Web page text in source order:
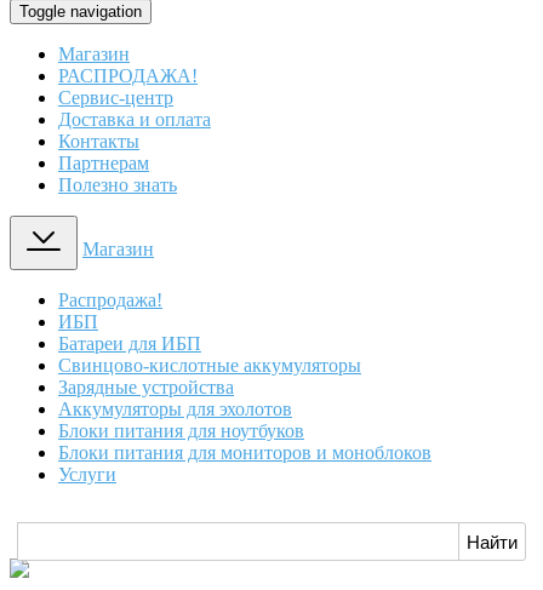
Toggle navigation
Магазин
РАСПРОДАЖА!
Сервис-центр
Доставка и оплата
Контакты
Партнерам
Полезно знать
Магазин
Распродажа!
ИБП
Батареи для ИБП
Свинцово-кислотные аккумуляторы
Зарядные устройства
Аккумуляторы для эхолотов
Блоки питания для ноутбуков
Блоки питания для мониторов и моноблоков
Услуги